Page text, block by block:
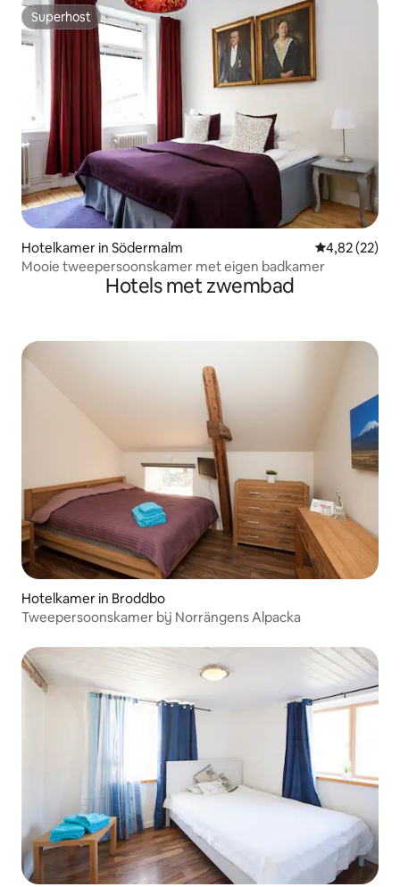
Superhost
Superhost
Hotelkamer in Södermalm Gemiddelde
4,82 (22)
Mooie tweepersoonskamer met eigen badkamer
Hotels met zwembad
Hotelkamer in Broddbo
Tweepersoonskamer bij Norrängens Alpacka